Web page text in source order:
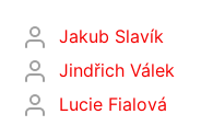
Jakub Slavík
Jindřich Válek
Lucie Fialová